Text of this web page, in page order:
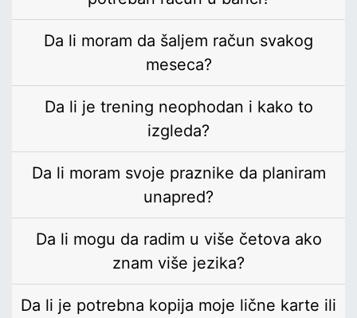
Da li moram da šaljem račun svakog
meseca?
Da li je trening neophodan i kako to
izgleda?
Da li moram svoje praznike da planiram
unapred?
Da li mogu da radim u više četova ako
znam više jezika?
Da li je potrebna kopija moje lične karte ili